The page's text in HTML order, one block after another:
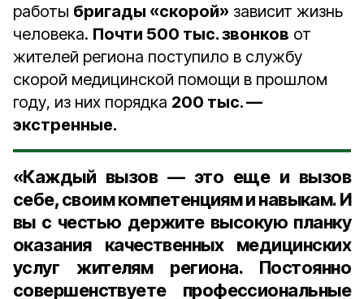
работы бригады «скорой» зависит жизнь
человека. Почти 500 тыс. звонков от
жителей региона поступило в службу
скорой медицинской помощи в прошлом
году, из них порядка 200 тыс. —
экстренные.
«Каждый вызов — это еще и вызов
себе, своим компетенциям и навыкам. И
вы с честью держите высокую планку
оказания качественных медицинских
услуг жителям региона. Постоянно
совершенствуете профессиональные